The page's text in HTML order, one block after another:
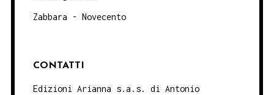
Zabbara - Novecento
CONTATTI
Edizioni Arianna s.a.s. di Antonio